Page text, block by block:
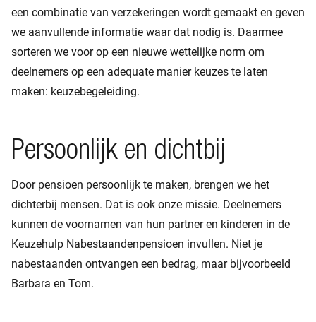
een combinatie van verzekeringen wordt gemaakt en geven
we aanvullende informatie waar dat nodig is. Daarmee
sorteren we voor op een nieuwe wettelijke norm om
deelnemers op een adequate manier keuzes te laten
maken: keuzebegeleiding.
Persoonlijk en dichtbij
Door pensioen persoonlijk te maken, brengen we het
dichterbij mensen. Dat is ook onze missie. Deelnemers
kunnen de voornamen van hun partner en kinderen in de
Keuzehulp Nabestaandenpensioen invullen. Niet je
nabestaanden ontvangen een bedrag, maar bijvoorbeeld
Barbara en Tom.